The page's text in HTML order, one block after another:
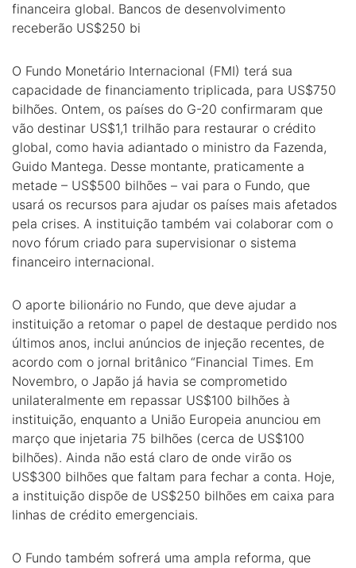
financeira global. Bancos de desenvolvimento
receberão US$250 bi
O Fundo Monetário Internacional (FMI) terá sua
capacidade de financiamento triplicada, para US$750
bilhões. Ontem, os países do G-20 confirmaram que
vão destinar US$1,1 trilhão para restaurar o crédito
global, como havia adiantado o ministro da Fazenda,
Guido Mantega. Desse montante, praticamente a
metade – US$500 bilhões – vai para o Fundo, que
usará os recursos para ajudar os países mais afetados
pela crises. A instituição também vai colaborar com o
novo fórum criado para supervisionar o sistema
financeiro internacional.
O aporte bilionário no Fundo, que deve ajudar a
instituição a retomar o papel de destaque perdido nos
últimos anos, inclui anúncios de injeção recentes, de
acordo com o jornal britânico “Financial Times. Em
Novembro, o Japão já havia se comprometido
unilateralmente em repassar US$100 bilhões à
instituição, enquanto a União Europeia anunciou em
março que injetaria 75 bilhões (cerca de US$100
bilhões). Ainda não está claro de onde virão os
US$300 bilhões que faltam para fechar a conta. Hoje,
a instituição dispõe de US$250 bilhões em caixa para
linhas de crédito emergenciais.
O Fundo também sofrerá uma ampla reforma, que